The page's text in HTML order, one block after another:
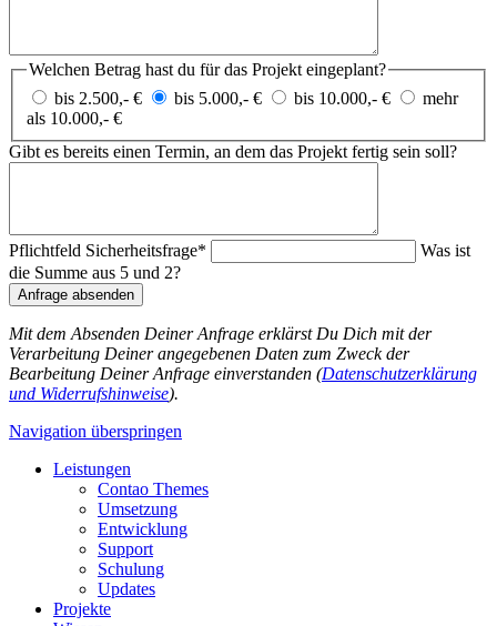
Welchen Betrag hast du für das Projekt eingeplant?
bis 2.500,- €
bis 5.000,- € bis 10.000,- €
mehr
als 10.000,- €
Gibt es bereits einen Termin, an dem das Projekt fertig sein soll?
Pflichtfeld Sicherheitsfrage*
Was ist
die Summe aus 5 und 2?
Anfrage absenden
Mit dem Absenden Deiner Anfrage erklärst Du Dich mit der
Verarbeitung Deiner angegebenen Daten zum Zweck der
Bearbeitung Deiner Anfrage einverstanden (Datenschutzerklärung
und Widerrufshinweise).
Navigation überspringen
Leistungen
Contao Themes
Umsetzung
Entwicklung
Support
Schulung
Updates
Projekte